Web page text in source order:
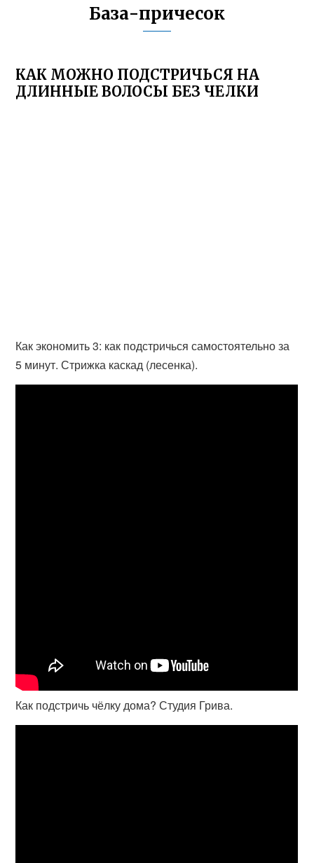
База-причесок
КАК МОЖНО ПОДСТРИЧЬСЯ НА
ДЛИННЫЕ ВОЛОСЫ БЕЗ ЧЕЛКИ
Как экономить 3: как подстричься самостоятельно за
5 минут. Стрижка каскад (лесенка).
Как подстричь чёлку дома? Студия Грива.